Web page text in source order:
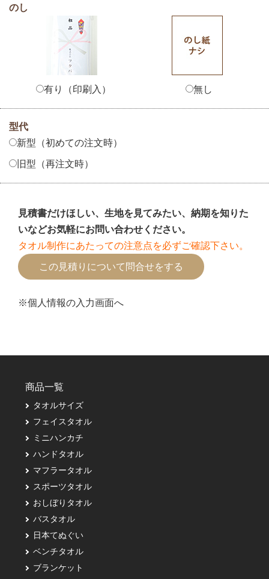
のし
有り（印刷入） 無し
型代
新型（初めての注文時）
旧型（再注文時）
見積書だけほしい、生地を見てみたい、納期を知りた
いなどお気軽にお問い合わせください。
タオル制作にあたっての注意点を必ずご確認下さい。
※個人情報の入力画面へ
商品一覧
タオルサイズ
フェイスタオル
ミニハンカチ
ハンドタオル
マフラータオル
スポーツタオル
おしぼりタオル
バスタオル
日本てぬぐい
ベンチタオル
ブランケット